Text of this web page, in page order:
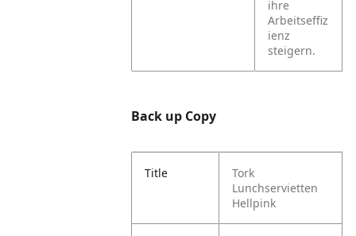
ihre
Arbeitseffiz
ienz
steigern.
Back up Copy
Title
Tork
Lunchservietten
Hellpink